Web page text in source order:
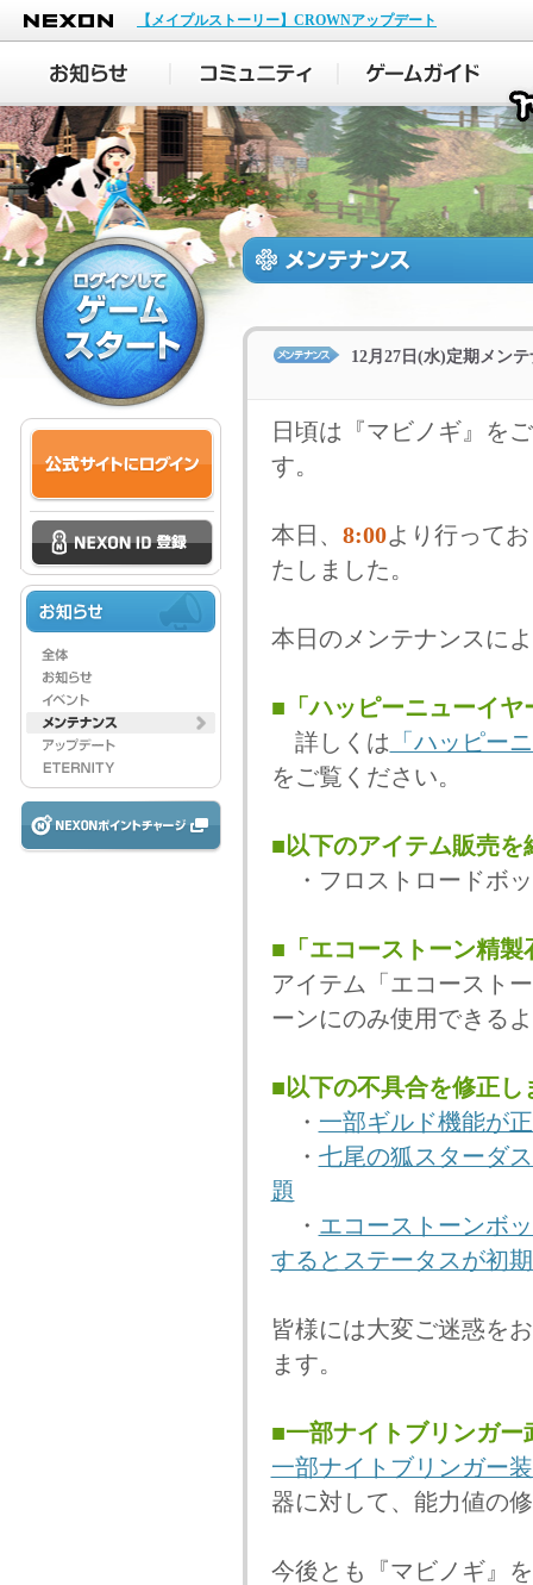
NEXON
【メイプルストーリー】CROWNアップデート
12月27日(水)定期メン
日頃は『マビノギ』を
す。
本日、 8:00より行って
たしました。
本日のメンテナンスに
■「ハッピーニューイ
詳しくは 「ハッピー
をご覧ください。
■以下のアイテム販売を
・フロストロードボ
■「エコーストーン精
アイテム「エコースト
ーンにのみ使用できる
■以下の不具合を修正し
・ 一部ギルド機能が
・ 七尾の狐スターダ
題
・ エコーストーンボ
するとステータスが初
皆様には大変ご迷惑を
ます。
■一部ナイトブリンガ
一部ナイトブリンガー
器に対して、能力値の
今後とも『マビノギ』